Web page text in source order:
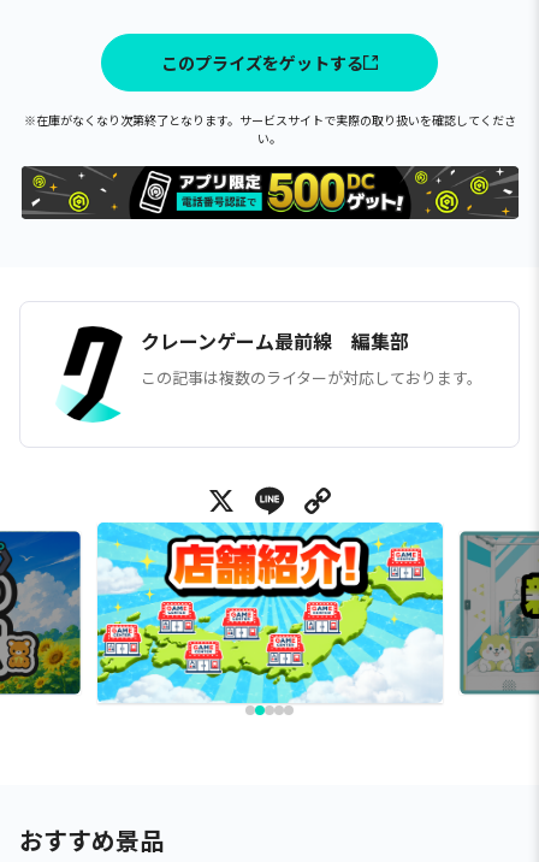
このプライズをゲットする
※在庫がなくなり次第終了となります。サービスサイトで実際の取り扱いを確認してくださ
い。
クレーンゲーム最前線 編集部
この記事は複数のライターが対応しております。
X Line
おすすめ景品